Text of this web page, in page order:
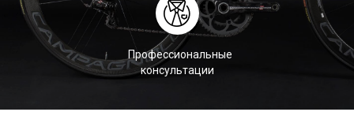
Профессиональные
консультации